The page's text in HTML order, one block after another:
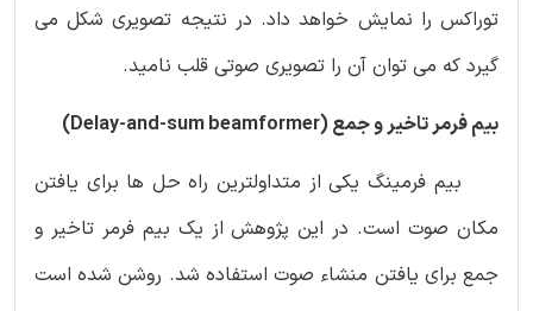
توراکس را نمایش خواهد داد. در نتیجه تصویری شکل می
گیرد که می توان آن را تصویری صوتی قلب نامید.
بیم فرمر تاخیر و جمع (Delay-and-sum beamformer)
بیم فرمینگ یکی از متداولترین راه حل ها برای یافتن
مکان صوت است. در این پژوهش از یک بیم فرمر تاخیر و
جمع برای یافتن منشاء صوت استفاده شد. روشن شده است